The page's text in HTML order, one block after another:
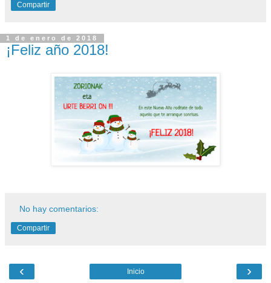
Compartir
1 de enero de 2018
¡Feliz año 2018!
No hay comentarios:
Compartir
‹ ›
Inicio